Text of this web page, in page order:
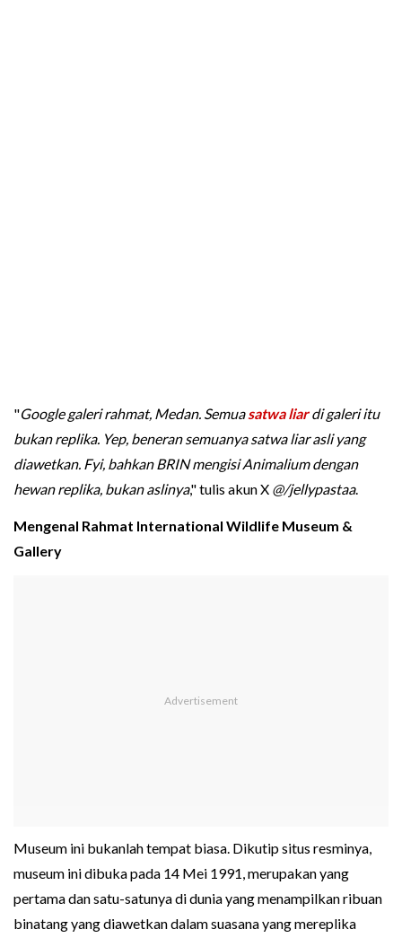
"Google galeri rahmat, Medan. Semuasatwa liardi galeri itu
bukan replika. Yep, beneran semuanya satwa liar asli yang
diawetkan. Fyi, bahkan BRIN mengisi Animalium dengan
hewan replika, bukan aslinya," tulis akun X @/jellypastaa.
Mengenal Rahmat International Wildlife Museum &
Gallery
Museum ini bukanlah tempat biasa. Dikutip situs resminya,
museum ini dibuka pada 14 Mei 1991, merupakan yang
pertama dan satu-satunya di dunia yang menampilkan ribuan
binatang yang diawetkan dalam suasana yang mereplika